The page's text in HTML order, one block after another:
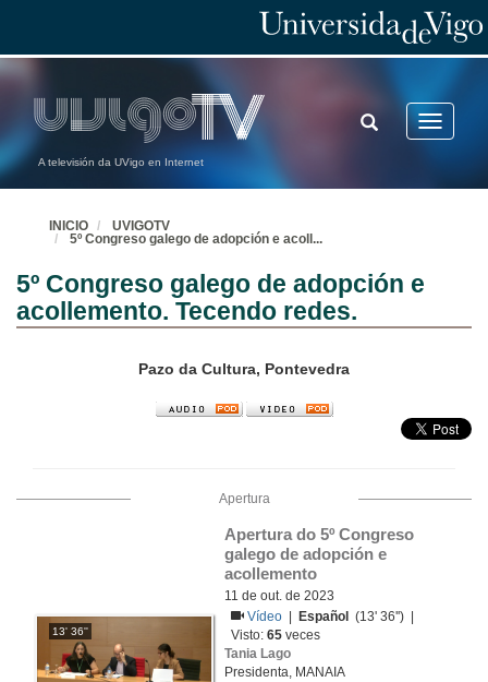
A televisión da UVigo en Internet
Toggle
TOGGLE
SEARCH
INICIO
UVIGOTV
5º Congreso galego de adopción e acoll ...
5º Congreso galego de adopción e
acollemento. Tecendo redes.
Pazo da Cultura, Pontevedra
Apertura
13' 36''
Apertura do 5º Congreso
galego de adopción e
acollemento
11 de out. de 2023
Vídeo
Español
(13' 36'') |
Visto:65 veces
Tania Lago
Presidenta, MANAIA